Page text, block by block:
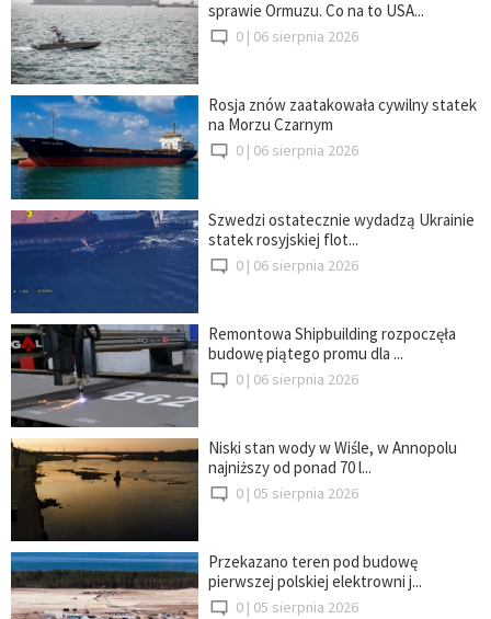
sprawie Ormuzu. Co na to USA...
0 | 06 sierpnia 2026
Rosja znów zaatakowała cywilny statek
na Morzu Czarnym
0 | 06 sierpnia 2026
Szwedzi ostatecznie wydadzą Ukrainie
statek rosyjskiej flot...
0 | 06 sierpnia 2026
Remontowa Shipbuilding rozpoczęła
budowę piątego promu dla ...
0 | 06 sierpnia 2026
Niski stan wody w Wiśle, w Annopolu
najniższy od ponad 70 l...
0 | 05 sierpnia 2026
Przekazano teren pod budowę
pierwszej polskiej elektrowni j...
0 | 05 sierpnia 2026